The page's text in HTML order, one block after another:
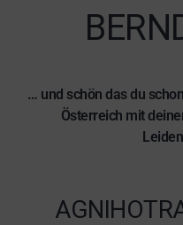
… und schön das du
Österreich mit